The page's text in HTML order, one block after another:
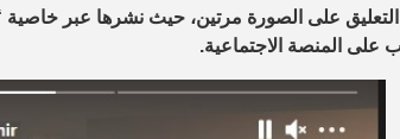
على الصورة مرتين، حيث نشرها عبر خاصية
على المنصة الاجتماعية.